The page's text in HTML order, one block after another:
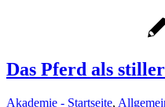
Das Pferd als
Akademie - Startseite,